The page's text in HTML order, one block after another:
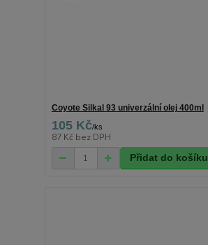
Coyote Silkal 93 univerzální olej 400ml
105 Kč/ks
87 Kč bez DPH
Přidat do košíku